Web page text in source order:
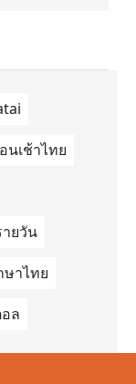
นเช้าไทย
ยวัน
ษาไทย
ล